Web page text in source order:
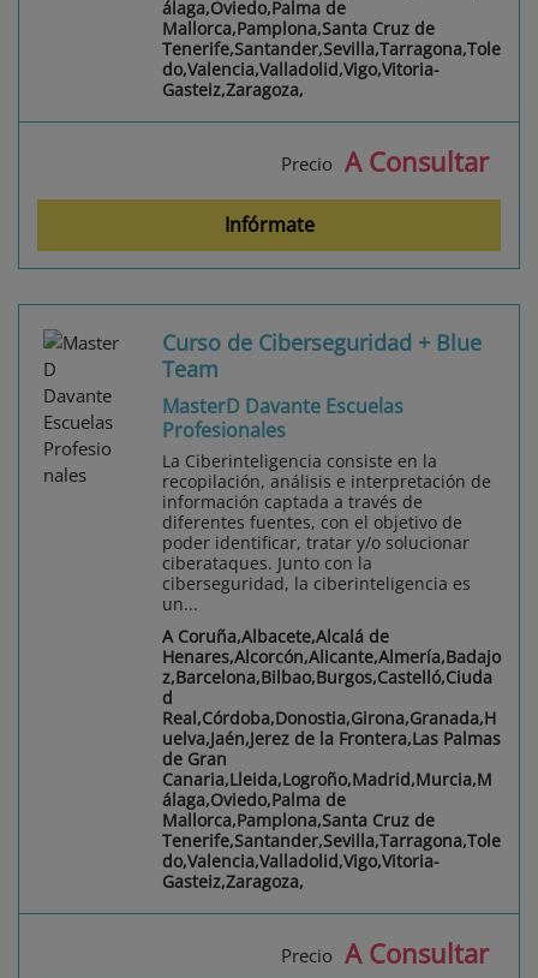
álaga,Oviedo,Palma de
Mallorca,Pamplona,Santa Cruz de
Tenerife,Santander,Sevilla,Tarragona,Tole
do,Valencia,Valladolid,Vigo,Vitoria-
Gasteiz,Zaragoza,
Precio A Consultar
Infórmate
Curso de Ciberseguridad + Blue
Team
MasterD Davante Escuelas
Profesionales
La Ciberinteligencia consiste en la
recopilación, análisis e interpretación de
información captada a través de
diferentes fuentes, con el objetivo de
poder identificar, tratar y/o solucionar
ciberataques. Junto con la
ciberseguridad, la ciberinteligencia es
un...
A Coruña,Albacete,Alcalá de
Henares,Alcorcón,Alicante,Almería,Badajo
z,Barcelona,Bilbao,Burgos,Castelló,Ciuda
d
Real,Córdoba,Donostia,Girona,Granada,H
uelva,Jaén,Jerez de la Frontera,Las Palmas
de Gran
Canaria,Lleida,Logroño,Madrid,Murcia,M
álaga,Oviedo,Palma de
Mallorca,Pamplona,Santa Cruz de
Tenerife,Santander,Sevilla,Tarragona,Tole
do,Valencia,Valladolid,Vigo,Vitoria-
Gasteiz,Zaragoza,
Precio A Consultar